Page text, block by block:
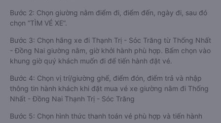
Bước 2: Chọn giường nằm điểm đi, điểm đến, ngày đi, sau đó
chọn “TÌM VÉ XE”.
Bước 3: Chọn hãng xe đi Thạnh Trị - Sóc Trăng từ Thống Nhất
- Đồng Nai giường nằm, giờ khởi hành phù hợp. Bấm chọn vào
khung giờ quý khách muốn đi để tiến hành đặt vé.
Bước 4: Chọn vị trí/giường ghế, điểm đón, điểm trả và nhập
thông tin hành khách khi đặt mua vé xe giường nằm đi Thống
Nhất - Đồng Nai Thạnh Trị - Sóc Trăng
Bước 5: Chọn hình thức thanh toán vé phù hợp và tiến hành